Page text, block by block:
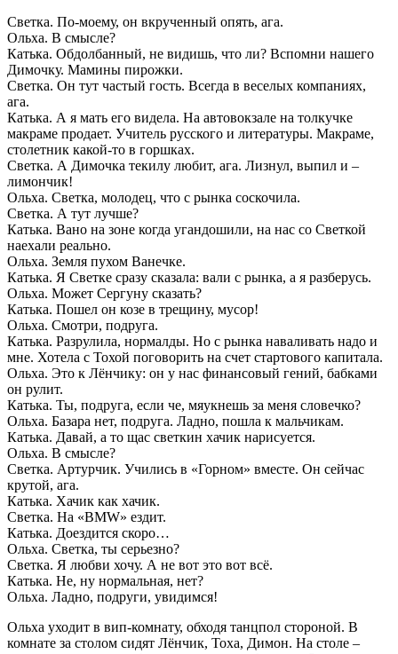
Светка. По-моему, он вкрученный опять, ага.
Ольха. В смысле?
Катька. Обдолбанный, не видишь, что ли? Вспомни нашего
Димочку. Мамины пирожки.
Светка. Он тут частый гость. Всегда в веселых компаниях,
ага.
Катька. А я мать его видела. На автовокзале на толкучке
макраме продает. Учитель русского и литературы. Макраме,
столетник какой-то в горшках.
Светка. А Димочка текилу любит, ага. Лизнул, выпил и –
лимончик!
Ольха. Светка, молодец, что с рынка соскочила.
Светка. А тут лучше?
Катька. Вано на зоне когда угандошили, на нас со Светкой
наехали реально.
Ольха. Земля пухом Ванечке.
Катька. Я Светке сразу сказала: вали с рынка, а я разберусь.
Ольха. Может Сергуну сказать?
Катька. Пошел он козе в трещину, мусор!
Ольха. Смотри, подруга.
Катька. Разрулила, нормалды. Но с рынка наваливать надо и
мне. Хотела с Тохой поговорить на счет стартового капитала.
Ольха. Это к Лёнчику: он у нас финансовый гений, бабками
он рулит.
Катька. Ты, подруга, если че, мяукнешь за меня словечко?
Ольха. Базара нет, подруга. Ладно, пошла к мальчикам.
Катька. Давай, а то щас светкин хачик нарисуется.
Ольха. В смысле?
Светка. Артурчик. Учились в «Горном» вместе. Он сейчас
крутой, ага.
Катька. Хачик как хачик.
Светка. На «BMW» ездит.
Катька. Доездится скоро…
Ольха. Светка, ты серьезно?
Светка. Я любви хочу. А не вот это вот всё.
Катька. Не, ну нормальная, нет?
Ольха. Ладно, подруги, увидимся!
Ольха уходит в вип-комнату, обходя танцпол стороной. В
комнате за столом сидят Лёнчик, Тоха, Димон. На столе –